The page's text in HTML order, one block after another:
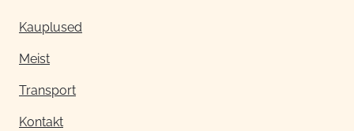
Kauplused
Meist
Transport
Kontakt